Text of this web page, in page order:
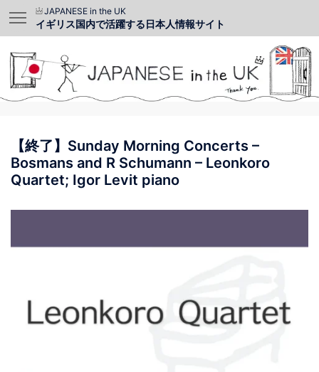
JAPANESE in the UK
イギリス国内で活躍する日本人情報サイト
【終了】Sunday Morning Concerts –
Bosmans and R Schumann – Leonkoro
Quartet; Igor Levit piano